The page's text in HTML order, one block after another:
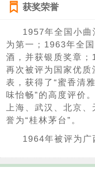
获奖荣誉
1957年全国小
为第一；1963年全
酒，并获银质奖章；
再次被评为国家优
表，获得了“蜜香清
味怡畅”的高度评价
上海、武汉、北京、
誉为“桂林茅台”。
1964年被评为广